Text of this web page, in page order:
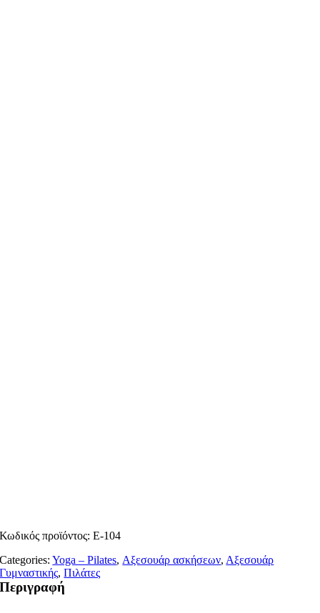
Κωδικός προϊόντος:E-104
Categories:Yoga – Pilates,Αξεσουάρ ασκήσεων,Αξεσουάρ
Γυμναστικής,Πιλάτες
Περιγραφή